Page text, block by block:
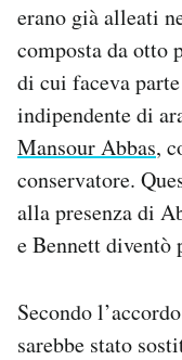
erano già alleati
composta da otto
di cui faceva
indipendente di
Mansour Abbas,
conservatore.
alla presenza di
e Bennett
Secondo
sarebbe stato